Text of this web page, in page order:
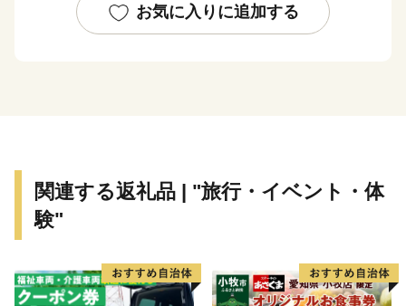
礼の特産品とは別にお送りいたします。
お手元に届くまで、今しばらくお待ちくださいますよう
■紙でのワンストップ特例申請について
記入・ご準備のうえ、下記住所までご返送ください。
※期限を過ぎた場合は確定申告が必要となりますので、
お気に入りに追加する
関連する返礼品 | "旅行・イベント・体
験"